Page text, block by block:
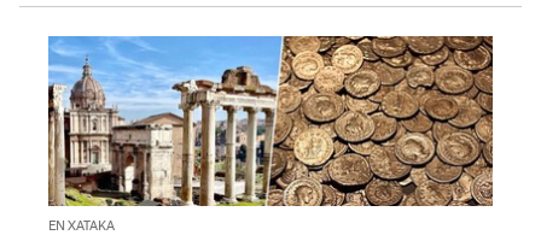
EN XATAKA